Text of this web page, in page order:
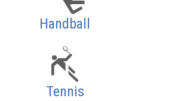
Handball
Tennis